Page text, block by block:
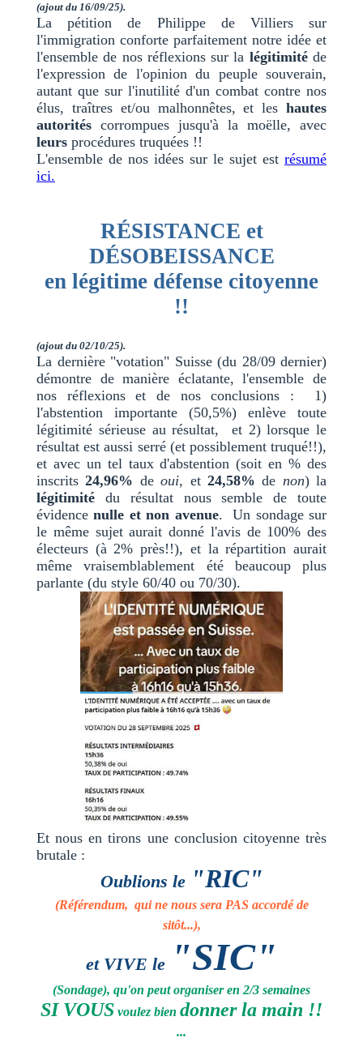
(ajout du 16/09/25).
La pétition de Philippe de Villiers sur
l'immigration conforte parfaitement notre idée et
l'ensemble de nos réflexions sur la légitimitéde
l'expression de l'opinion du peuple souverain,
autant que sur l'inutilité d'un combat contre nos
élus, traîtres et/ou malhonnêtes, et les hautes
autorités corrompues jusqu'à la moëlle, avec
leurs procédures truquées !!
L'ensemble de nos idées sur le sujet est résumé
ici.
RÉSISTANCE et
DÉSOBEISSANCE
en légitime défense citoyenne
!!
(ajout du 02/10/25).
La dernière "votation" Suisse (du 28/09 dernier)
démontre de manière éclatante, l'ensemble de
nos réflexions et de nos conclusions : 1)
l'abstention importante (50,5%) enlève toute
légitimité sérieuse au résultat, et 2) lorsque le
résultat est aussi serré (et possiblement truqué!!),
et avec un tel taux d'abstention (soit en % des
inscrits24,96% deoui, et 24,58% de non) la
légitimité du résultat nous semble de toute
évidencenulle et non avenue. Un sondage sur
le même sujet aurait donné l'avis de 100% des
électeurs (à 2% près!!), et la répartition aurait
même vraisemblablement été beaucoup plus
parlante (du style 60/40 ou 70/30).
Et nous en tirons une conclusion citoyenne très
brutale :
Oublions le "RIC"
(Référendum, qui ne nous sera PAS accordé de
sitôt...),
et VIVE le "SIC"
(Sondage), qu'on peut organiser en 2/3 semaines
SI VOUS voulez bien donner la main !!
...